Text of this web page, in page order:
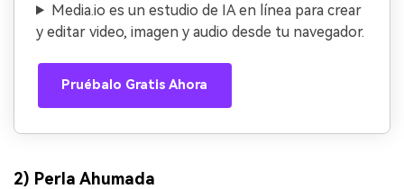
Media.io es un estudio de IA en línea para crear
y editar video, imagen y audio desde tu navegador.
Pruébalo Gratis Ahora
2) Perla Ahumada